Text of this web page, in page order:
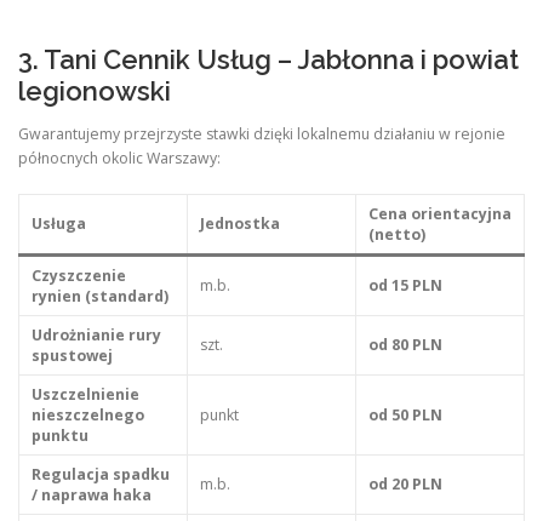
3. Tani Cennik Usług – Jabłonna i powiat
legionowski
Gwarantujemy przejrzyste stawki dzięki lokalnemu działaniu w rejonie
północnych okolic Warszawy:
Usługa Jednostka
Cena orientacyjna
(netto)
Czyszczenie
rynien (standard)
m.b. od 15 PLN
Udrożnianie rury
spustowej
szt. od 80 PLN
Uszczelnienie
nieszczelnego
punktu
punkt od 50 PLN
Regulacja spadku
/ naprawa haka
m.b. od 20 PLN